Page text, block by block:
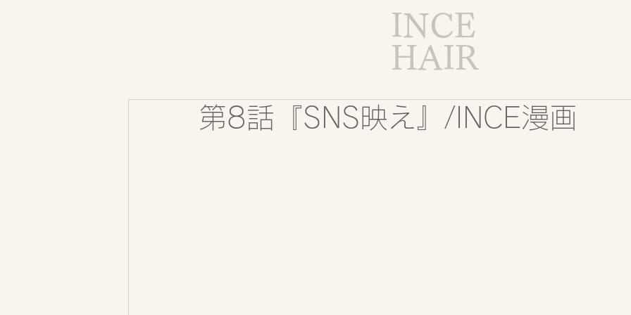
INCE
HAIR
第8話『SNS映え』/INCE漫画